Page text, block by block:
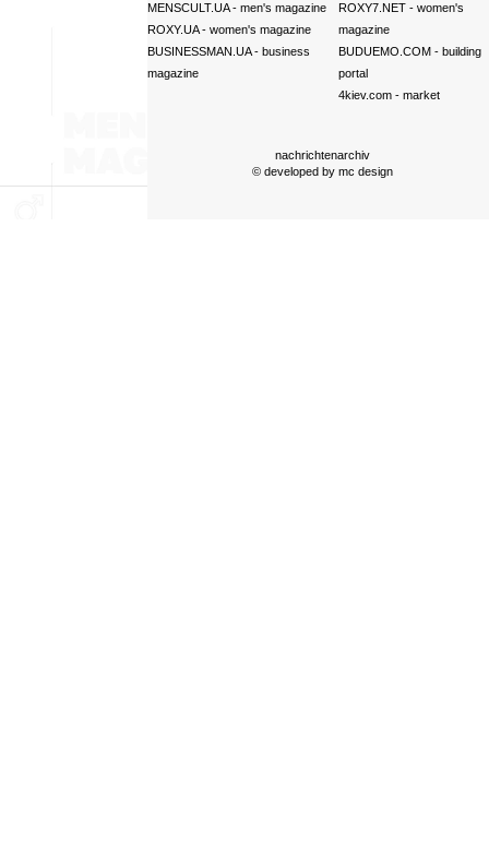
MENSCULT.UA- men's magazine
ROXY.UA- women's magazine
BUSINESSMAN.UA- business
magazine
ROXY7.NET- women's
magazine
BUDUEMO.COM- building
portal
4kiev.com- market
nachrichtenarchiv
© developed by mc design